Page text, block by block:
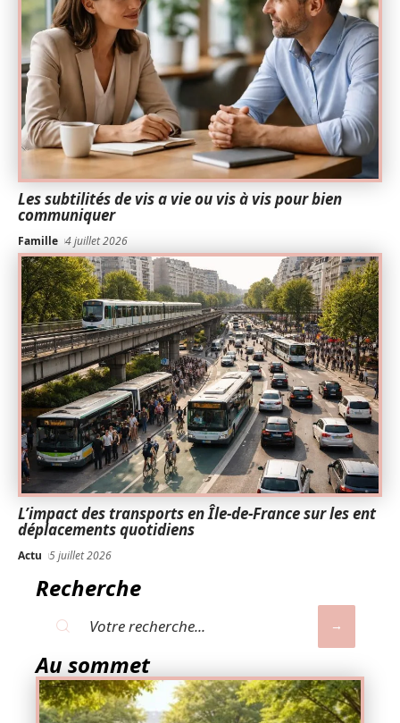
Les subtilités de vis a vie ou vis à vis pour bien
communiquer
Famille 4 juillet 2026
L’impact des transports en Île-de-France sur les ent
déplacements quotidiens
Actu 5 juillet 2026
Recherche
Au sommet